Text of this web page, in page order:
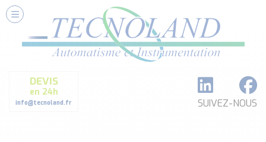
DEVIS
en 24h
info@tecnoland.fr SUIVEZ-NOUS
Nos Services
Conseils et Fourniture
Formation et Assistance
Architecture I-O Link multi fabricants